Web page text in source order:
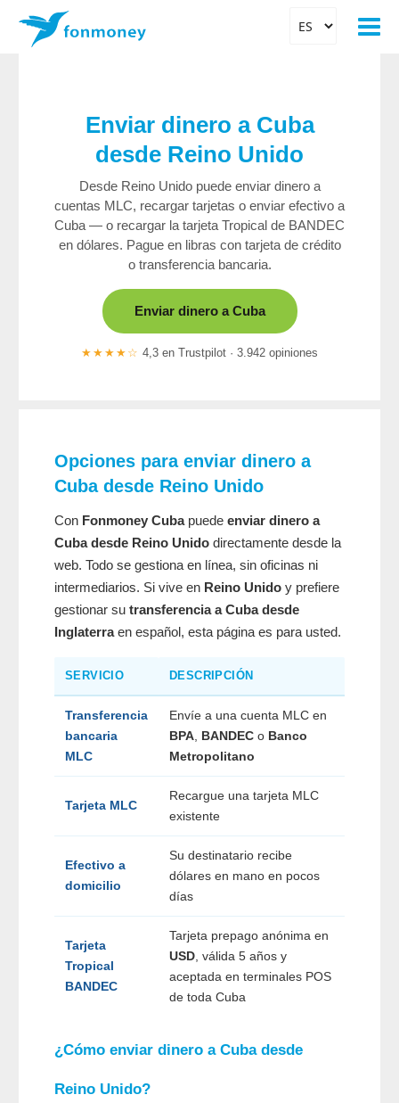
Enviar dinero a Cuba
desde Reino Unido
Desde Reino Unido puede enviar dinero a
cuentas MLC, recargar tarjetas o enviar efectivo a
Cuba — o recargar la tarjeta Tropical de BANDEC
en dólares. Pague en libras con tarjeta de crédito
o transferencia bancaria.
Enviar dinero a Cuba
★★★★☆ 4,3 en Trustpilot · 3.942 opiniones
Opciones para enviar dinero a
Cuba desde Reino Unido
Con Fonmoney Cubapuede enviar dinero a
Cuba desde Reino Unido directamente desde la
web. Todo se gestiona en línea, sin oficinas ni
intermediarios. Si vive en Reino Unido y prefiere
gestionar su transferencia a Cuba desde
Inglaterraen español, esta página es para usted.
SERVICIO DESCRIPCIÓN
Transferencia
bancaria
MLC
Envíe a una cuenta MLC en
BPA, BANDEC o Banco
Metropolitano
Tarjeta MLC
Recargue una tarjeta MLC
existente
Efectivo a
domicilio
Su destinatario recibe
dólares en mano en pocos
días
Tarjeta
Tropical
BANDEC
Tarjeta prepago anónima en
USD, válida 5 años y
aceptada en terminales POS
de toda Cuba
¿Cómo enviar dinero a Cuba desde
Reino Unido?